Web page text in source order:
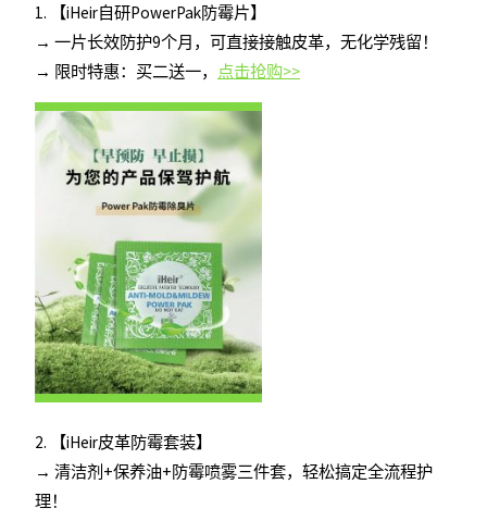
1. 【iHeir自研PowerPak防霉片】
→ 一片长效防护9个月，可直接接触皮革，无化学残留！
→ 限时特惠：买二送一，
点击抢购>>
2. 【iHeir皮革防霉套装】
→ 清洁剂+保养油+防霉喷雾三件套，轻松搞定全流程护
理！